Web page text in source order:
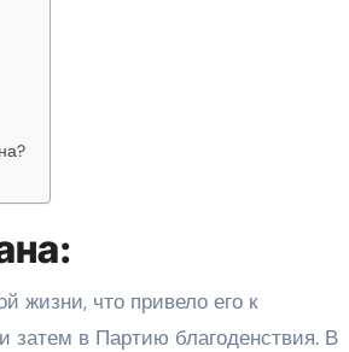
жизни, что привело его к
затем в Партию благоденствия. В